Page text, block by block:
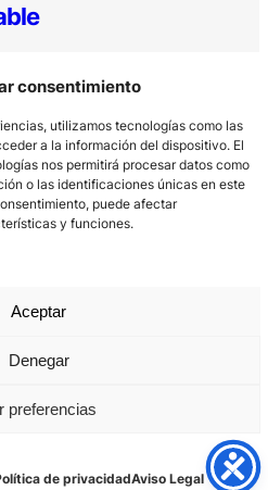
consentimiento
utilizamos tecnologías como las
a la información del dispositivo. El
nos permitirá procesar datos como
o las identificaciones únicas en este
puede afectar
y funciones.
Aceptar
Denegar
preferencias
de privacidadAviso Legal